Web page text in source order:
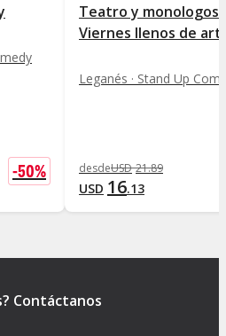
-50%
Teatro y monologos.
Viernes llenos de
Leganés · Stand Up
desdeUSD 21.89
USD 16.13
Contáctanos